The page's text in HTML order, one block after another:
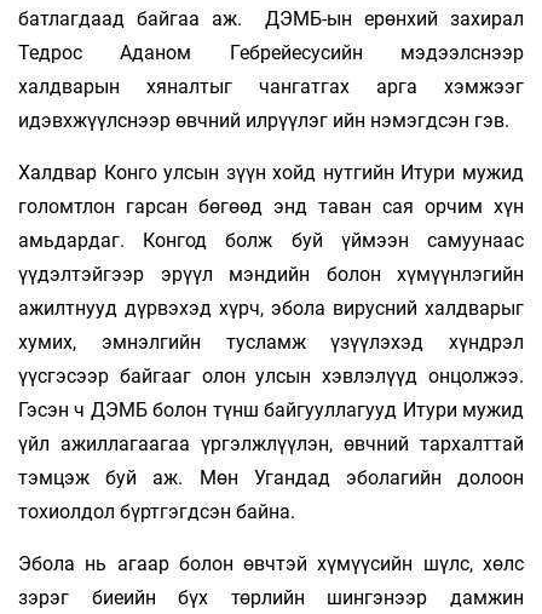
батлагдаад байгаа аж. ДЭМБ-ын ерөнхий захирал
Тедрос Аданом Гебрейесусийн мэдээлснээр
халдварын хяналтыг чангатгах арга хэмжээг
идэвхжүүлснээр өвчний илрүүлэг ийн нэмэгдсэн гэв.
Халдвар Конго улсын зүүн хойд нутгийн Итури мужид
голомтлон гарсан бөгөөд энд таван сая орчим хүн
амьдардаг. Конгод болж буй үймээн самуунаас
үүдэлтэйгээр эрүүл мэндийн болон хүмүүнлэгийн
ажилтнууд дүрвэхэд хүрч, эбола вирусний халдварыг
хумих, эмнэлгийн тусламж үзүүлэхэд хүндрэл
үүсгэсээр байгааг олон улсын хэвлэлүүд онцолжээ.
Гэсэн ч ДЭМБ болон түнш байгууллагууд Итури мужид
үйл ажиллагаагаа үргэлжлүүлэн, өвчний тархалттай
тэмцэж буй аж. Мөн Угандад эболагийн долоон
тохиолдол бүртгэгдсэн байна.
Эбола нь агаар болон өвчтэй хүмүүсийн шүлс, хөлс
зэрэг биеийн бүх төрлийн шингэнээр дамжин